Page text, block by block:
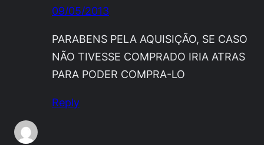
09/05/2013
PARABENS PELA AQUISIÇÃO, SE CASO
NÃO TIVESSE COMPRADO IRIA ATRAS
PARA PODER COMPRA-LO
Reply